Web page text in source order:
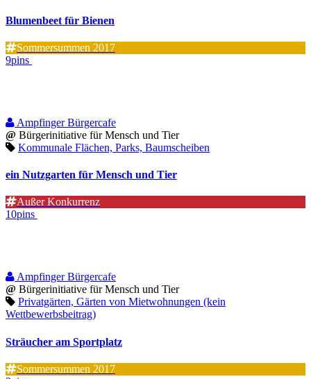
Blumenbeet für Bienen
Sommersummen 2017
9pins
Ampfinger Bürgercafe
@ Bürgerinitiative für Mensch und Tier
Kommunale Flächen, Parks, Baumscheiben
ein Nutzgarten für Mensch und Tier
Außer Konkurrenz
10pins
Ampfinger Bürgercafe
@ Bürgerinitiative für Mensch und Tier
Privatgärten, Gärten von Mietwohnungen (kein
Wettbewerbsbeitrag)
Sträucher am Sportplatz
Sommersummen 2017